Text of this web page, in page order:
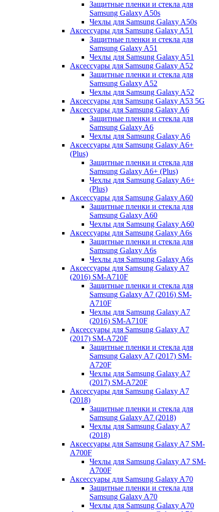
Защитные пленки и стекла для
Samsung Galaxy A50s
Чехлы для Samsung Galaxy A50s
Аксессуары для Samsung Galaxy A51
Защитные пленки и стекла для
Samsung Galaxy A51
Чехлы для Samsung Galaxy A51
Аксессуары для Samsung Galaxy A52
Защитные пленки и стекла для
Samsung Galaxy A52
Чехлы для Samsung Galaxy A52
Аксессуары для Samsung Galaxy A53 5G
Аксессуары для Samsung Galaxy A6
Защитные пленки и стекла для
Samsung Galaxy A6
Чехлы для Samsung Galaxy A6
Аксессуары для Samsung Galaxy A6+
(Plus)
Защитные пленки и стекла для
Samsung Galaxy A6+ (Plus)
Чехлы для Samsung Galaxy A6+
(Plus)
Аксессуары для Samsung Galaxy A60
Защитные пленки и стекла для
Samsung Galaxy A60
Чехлы для Samsung Galaxy A60
Аксессуары для Samsung Galaxy A6s
Защитные пленки и стекла для
Samsung Galaxy A6s
Чехлы для Samsung Galaxy A6s
Аксессуары для Samsung Galaxy A7
(2016) SM-A710F
Защитные пленки и стекла для
Samsung Galaxy A7 (2016) SM-
A710F
Чехлы для Samsung Galaxy A7
(2016) SM-A710F
Аксессуары для Samsung Galaxy A7
(2017) SM-A720F
Защитные пленки и стекла для
Samsung Galaxy A7 (2017) SM-
A720F
Чехлы для Samsung Galaxy A7
(2017) SM-A720F
Аксессуары для Samsung Galaxy A7
(2018)
Защитные пленки и стекла для
Samsung Galaxy A7 (2018)
Чехлы для Samsung Galaxy A7
(2018)
Аксессуары для Samsung Galaxy A7 SM-
A700F
Чехлы для Samsung Galaxy A7 SM-
A700F
Аксессуары для Samsung Galaxy A70
Защитные пленки и стекла для
Samsung Galaxy A70
Чехлы для Samsung Galaxy A70